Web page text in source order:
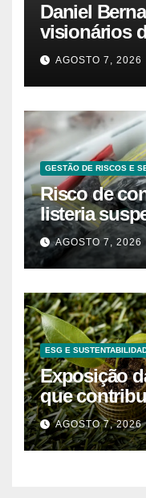
Daniel
visionários
80 anos –
AGOSTO 7, 2026
GESTÃO DE RISCOS E
Risco de
listeria
mirtilos em
do Norte –
AGOSTO 7, 2026
ESG E
Exposição
que
alterações
nos 62%
AGOSTO 7, 2026